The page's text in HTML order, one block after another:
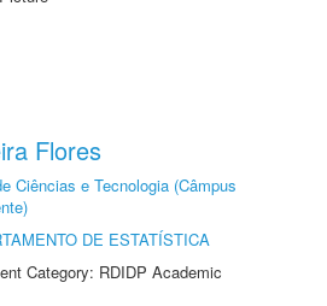
Flores
Ciências e Tecnologia (Câmpus
DE ESTATÍSTICA
Category: RDIDP Academic